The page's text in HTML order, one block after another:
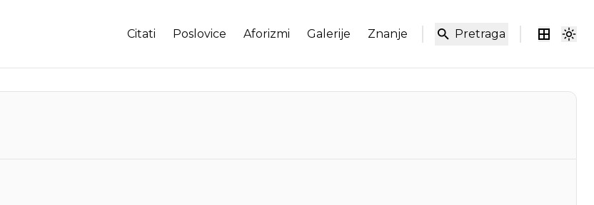
Pretraga
Citati Poslovice Aforizmi Galerije Znanje